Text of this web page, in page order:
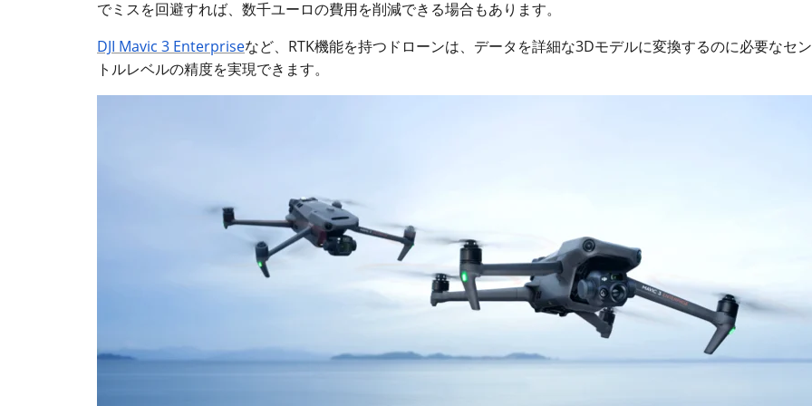
でミスを回避すれば、数千ユーロの費用を削減できる場合もあります。
DJI Mavic 3 Enterpriseなど、RTK機能を持つドローンは、データを詳細な3Dモデルに変換するのに必要なセ
トルレベルの精度を実現できます。